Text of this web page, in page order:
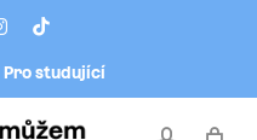
tiktok
Pro studující